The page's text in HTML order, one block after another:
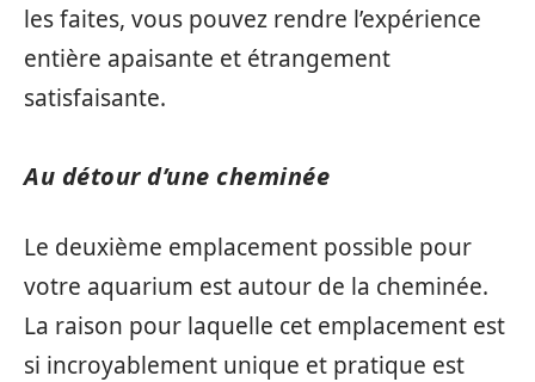
les faites, vous pouvez rendre l’expérience
entière apaisante et étrangement
satisfaisante.
Au détour d’une cheminée
Le deuxième emplacement possible pour
votre aquarium est autour de la cheminée.
La raison pour laquelle cet emplacement est
si incroyablement unique et pratique est